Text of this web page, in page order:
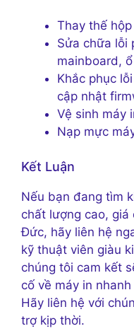
Thay thế
Sửa chữa lỗi
mainboard,
Khắc phục
cập nhật
Vệ sinh máy
Nạp mực
Kết Luận
Nếu bạn đang tìm
chất lượng cao, giá
Đức, hãy liên hệ
kỹ thuật viên giàu
chúng tôi cam kết
cố về máy in
Hãy liên hệ với
trợ kịp thời.